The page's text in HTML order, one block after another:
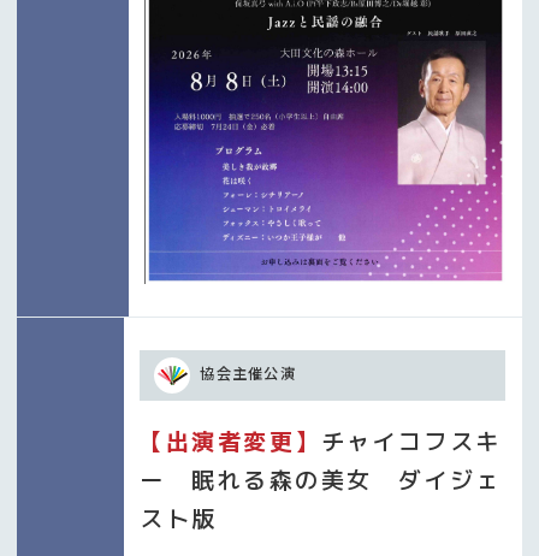
協会主催公演
【出演者変更】 チャイコフスキ
ー 眠れる森の美女 ダイジェ
スト版